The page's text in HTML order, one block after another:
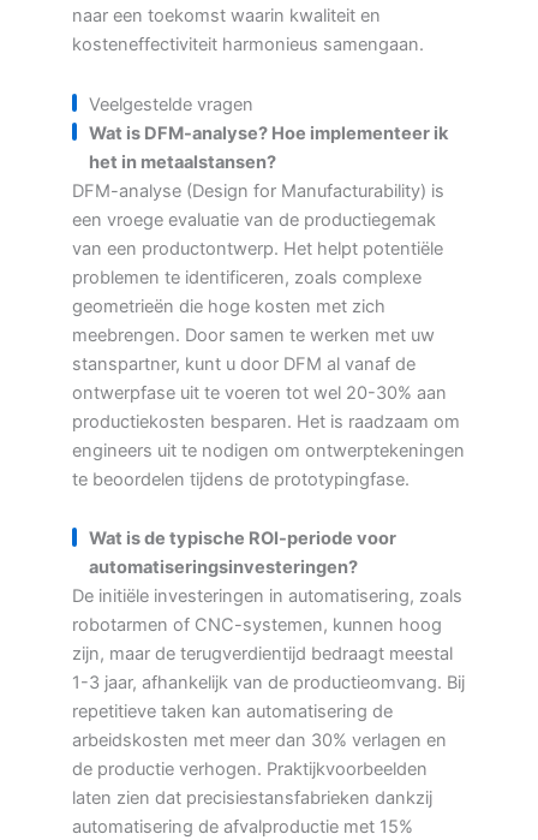
naar een toekomst waarin kwaliteit en
kosteneffectiviteit harmonieus samengaan.
Veelgestelde vragen
Wat is DFM-analyse? Hoe implementeer ik
het in metaalstansen?
DFM-analyse (Design for Manufacturability) is
een vroege evaluatie van de productiegemak
van een productontwerp. Het helpt potentiële
problemen te identificeren, zoals complexe
geometrieën die hoge kosten met zich
meebrengen. Door samen te werken met uw
stanspartner, kunt u door DFM al vanaf de
ontwerpfase uit te voeren tot wel 20-30% aan
productiekosten besparen. Het is raadzaam om
engineers uit te nodigen om ontwerptekeningen
te beoordelen tijdens de prototypingfase.
Wat is de typische ROI-periode voor
automatiseringsinvesteringen?
De initiële investeringen in automatisering, zoals
robotarmen of CNC-systemen, kunnen hoog
zijn, maar de terugverdientijd bedraagt meestal
1-3 jaar, afhankelijk van de productieomvang. Bij
repetitieve taken kan automatisering de
arbeidskosten met meer dan 30% verlagen en
de productie verhogen. Praktijkvoorbeelden
laten zien dat precisiestansfabrieken dankzij
automatisering de afvalproductie met 15%